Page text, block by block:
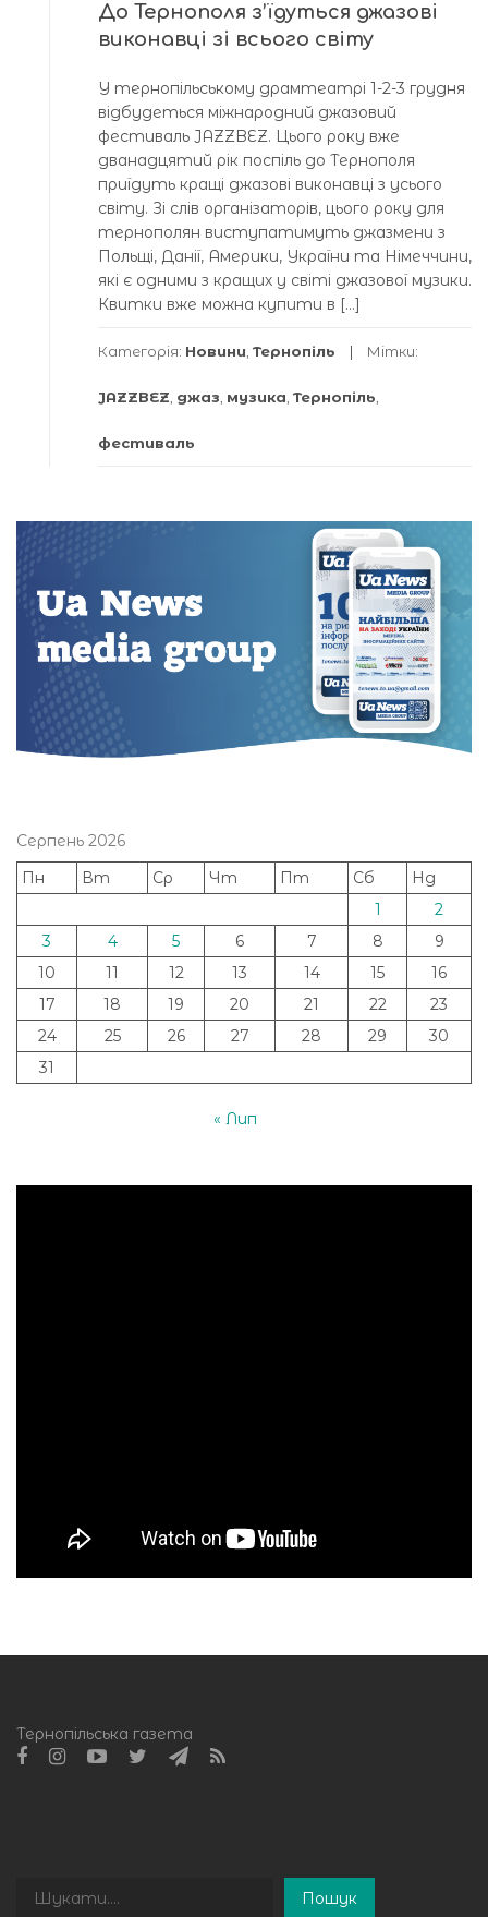
До Тернополя з’їдуться джазові
виконавці зі всього світу
У тернопільському драмтеатрі 1-2-3 грудня
відбудеться міжнародний джазовий
фестиваль JAZZBEZ. Цього року вже
дванадцятий рік поспіль до Тернополя
приїдуть кращі джазові виконавці з усього
світу. Зі слів організаторів, цього року для
тернополян виступатимуть джазмени з
Польщі, Данії, Америки, України та Німеччини,
які є одними з кращих у світі джазової музики.
Квитки вже можна купити в […]
Категорія: Новини Тернопіль Мітки:
JAZZBEZ джаз музика Тернопіль
фестиваль
Серпень 2026
Пн
Вт Ср Чт Пт Сб
Нд
1
2
3
4 5 6 7 8
9
10
11 12 13 14 15
16
17
18 19 20 21 22
23
24
25 26 27 28 29
30
31
« Лип
Тернопільська газета
Пошук
Пошук